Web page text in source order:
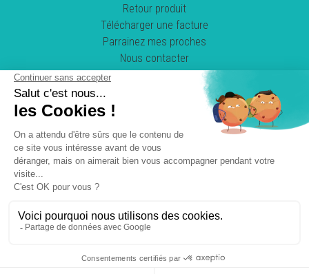
Retour produit
Télécharger une facture
Parrainez mes proches
Nous contacter